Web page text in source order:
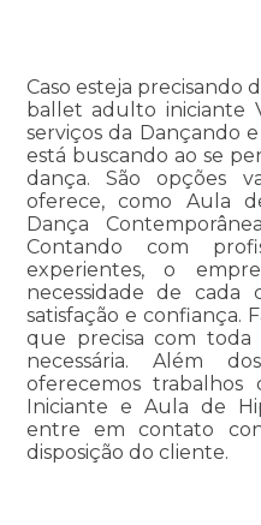
Caso esteja precisando
ballet adulto iniciante
serviços da Dançando
está buscando ao se
dança. São opções
oferece, como Aula
Dança
Contando com
experientes, o
necessidade de cada
satisfação e confiança.
que precisa com toda
necessária. Além
oferecemos
Iniciante e Aula de
entre em contato
disposição do cliente.